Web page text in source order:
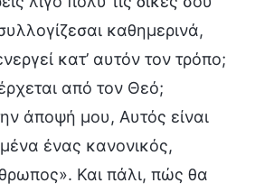
καθημερινά,
κατ’ αυτόν τον τρόπο;
από τον Θεό;
άποψή μου, Αυτός είναι
ένας κανονικός,
Και πάλι, πώς θα